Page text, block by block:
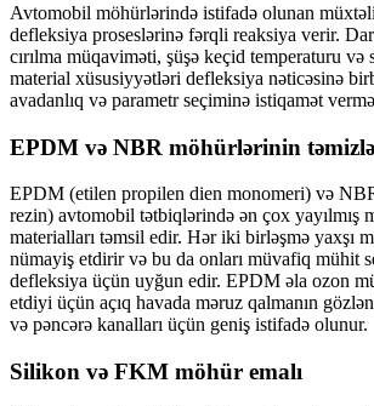
Avtomobil möhürlərində istifadə olunan
defleksiya proseslərinə fərqli reaksiya verir.
cırılma müqaviməti, şüşə keçid temperaturu
material xüsusiyyətləri defleksiya nəticəsinə
avadanlıq və parametr seçiminə istiqamət
EPDM və NBR möhürlərinin
EPDM (etilen propilen dien monomeri) və
rezin) avtomobil tətbiqlərində ən çox yayılmış
materialları təmsil edir. Hər iki birləşmə yaxşı
nümayiş etdirir və bu da onları müvafiq mühit
defleksiya üçün uyğun edir. EPDM əla ozon
etdiyi üçün açıq havada məruz qalmanın
və pəncərə kanalları üçün geniş istifadə olunur.
Silikon və FKM möhür emalı